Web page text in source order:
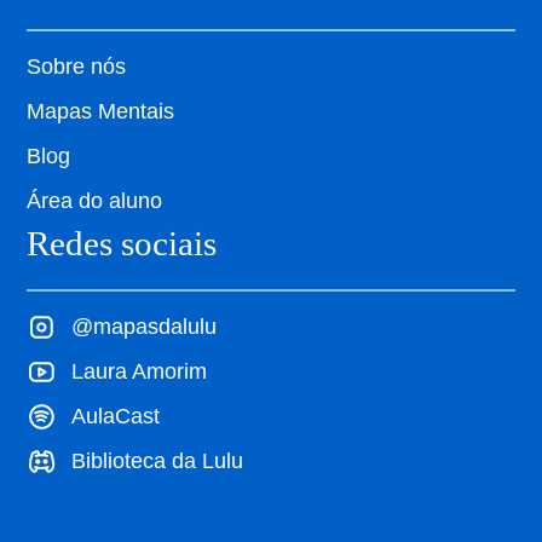
Sobre nós
Mapas Mentais
Blog
Área do aluno
Redes sociais
@mapasdalulu
Laura Amorim
AulaCast
Biblioteca da Lulu